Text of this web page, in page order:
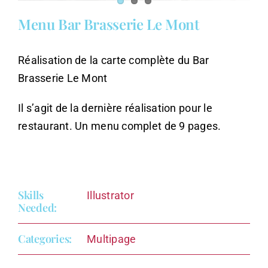
Menu Bar Brasserie Le Mont
Réalisation de la carte complète du Bar
Brasserie Le Mont
Il s’agit de la dernière réalisation pour le
restaurant. Un menu complet de 9 pages.
Skills
Needed:
Illustrator
Categories: Multipage